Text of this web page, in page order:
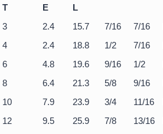
T
E
L
3
2.4 15.7 7/16 7/16
4
2.4 18.8 1/2 7/16
6
4.8 19.6 9/16 1/2
8
6.4 21.3 5/8 9/16
10
7.9 23.9 3/4 11/16
12
9.5 25.9 7/8 13/16